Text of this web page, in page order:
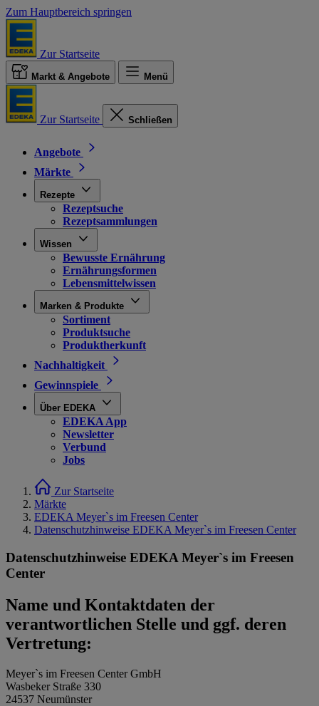
Zum Hauptbereich springen
Zur Startseite
Markt & Angebote Menü
Zur Startseite Schließen
Angebote
Märkte
Rezepte
Rezeptsuche
Rezeptsammlungen
Wissen
Bewusste Ernährung
Ernährungsformen
Lebensmittelwissen
Marken & Produkte
Sortiment
Produktsuche
Produktherkunft
Nachhaltigkeit
Gewinnspiele
Über EDEKA
EDEKA App
Newsletter
Verbund
Jobs
Zur Startseite
Märkte
EDEKA Meyer`s im Freesen Center
Datenschutzhinweise EDEKA Meyer`s im Freesen Center
Datenschutzhinweise EDEKA Meyer`s im Freesen
Center
Name und Kontaktdaten der
verantwortlichen Stelle und ggf. deren
Vertretung:
Meyer`s im Freesen Center GmbH
Wasbeker Straße 330
24537 Neumünster